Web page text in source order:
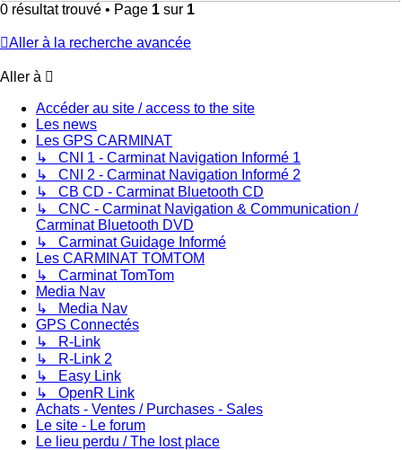
0 résultat trouvé • Page 1 sur 1
Aller à la recherche avancée
Aller à
Accéder au site / access to the site
Les news
Les GPS CARMINAT
↳ CNI 1 - Carminat Navigation Informé 1
↳ CNI 2 - Carminat Navigation Informé 2
↳ CB CD - Carminat Bluetooth CD
↳ CNC - Carminat Navigation & Communication /
Carminat Bluetooth DVD
↳ Carminat Guidage Informé
Les CARMINAT TOMTOM
↳ Carminat TomTom
Media Nav
↳ Media Nav
GPS Connectés
↳ R-Link
↳ R-Link 2
↳ Easy Link
↳ OpenR Link
Achats - Ventes / Purchases - Sales
Le site - Le forum
Le lieu perdu / The lost place